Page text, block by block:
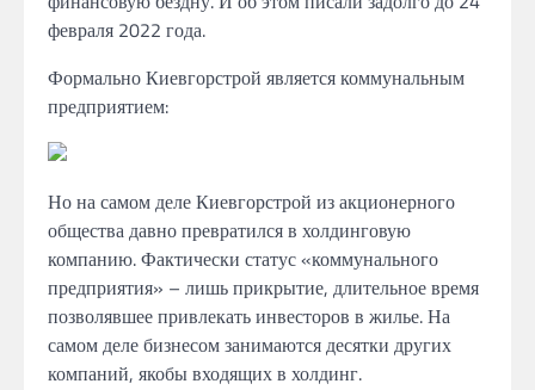
февраля 2022 года.
Формально Киевгорстрой является коммунальным
предприятием:
Но на самом деле Киевгорстрой из акционерного
общества давно превратился в холдинговую
компанию. Фактически статус «коммунального
предприятия» – лишь прикрытие, длительное время
позволявшее привлекать инвесторов в жилье. На
самом деле бизнесом занимаются десятки других
компаний, якобы входящих в холдинг.